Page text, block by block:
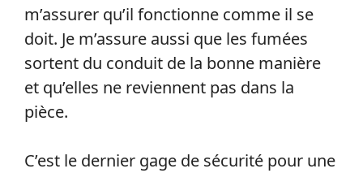
m’assurer qu’il fonctionne comme il se
doit. Je m’assure aussi que les fumées
sortent du conduit de la bonne manière
et qu’elles ne reviennent pas dans la
pièce.
C’est le dernier gage de sécurité pour une